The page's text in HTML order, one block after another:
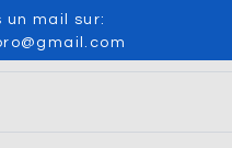
un mail sur: